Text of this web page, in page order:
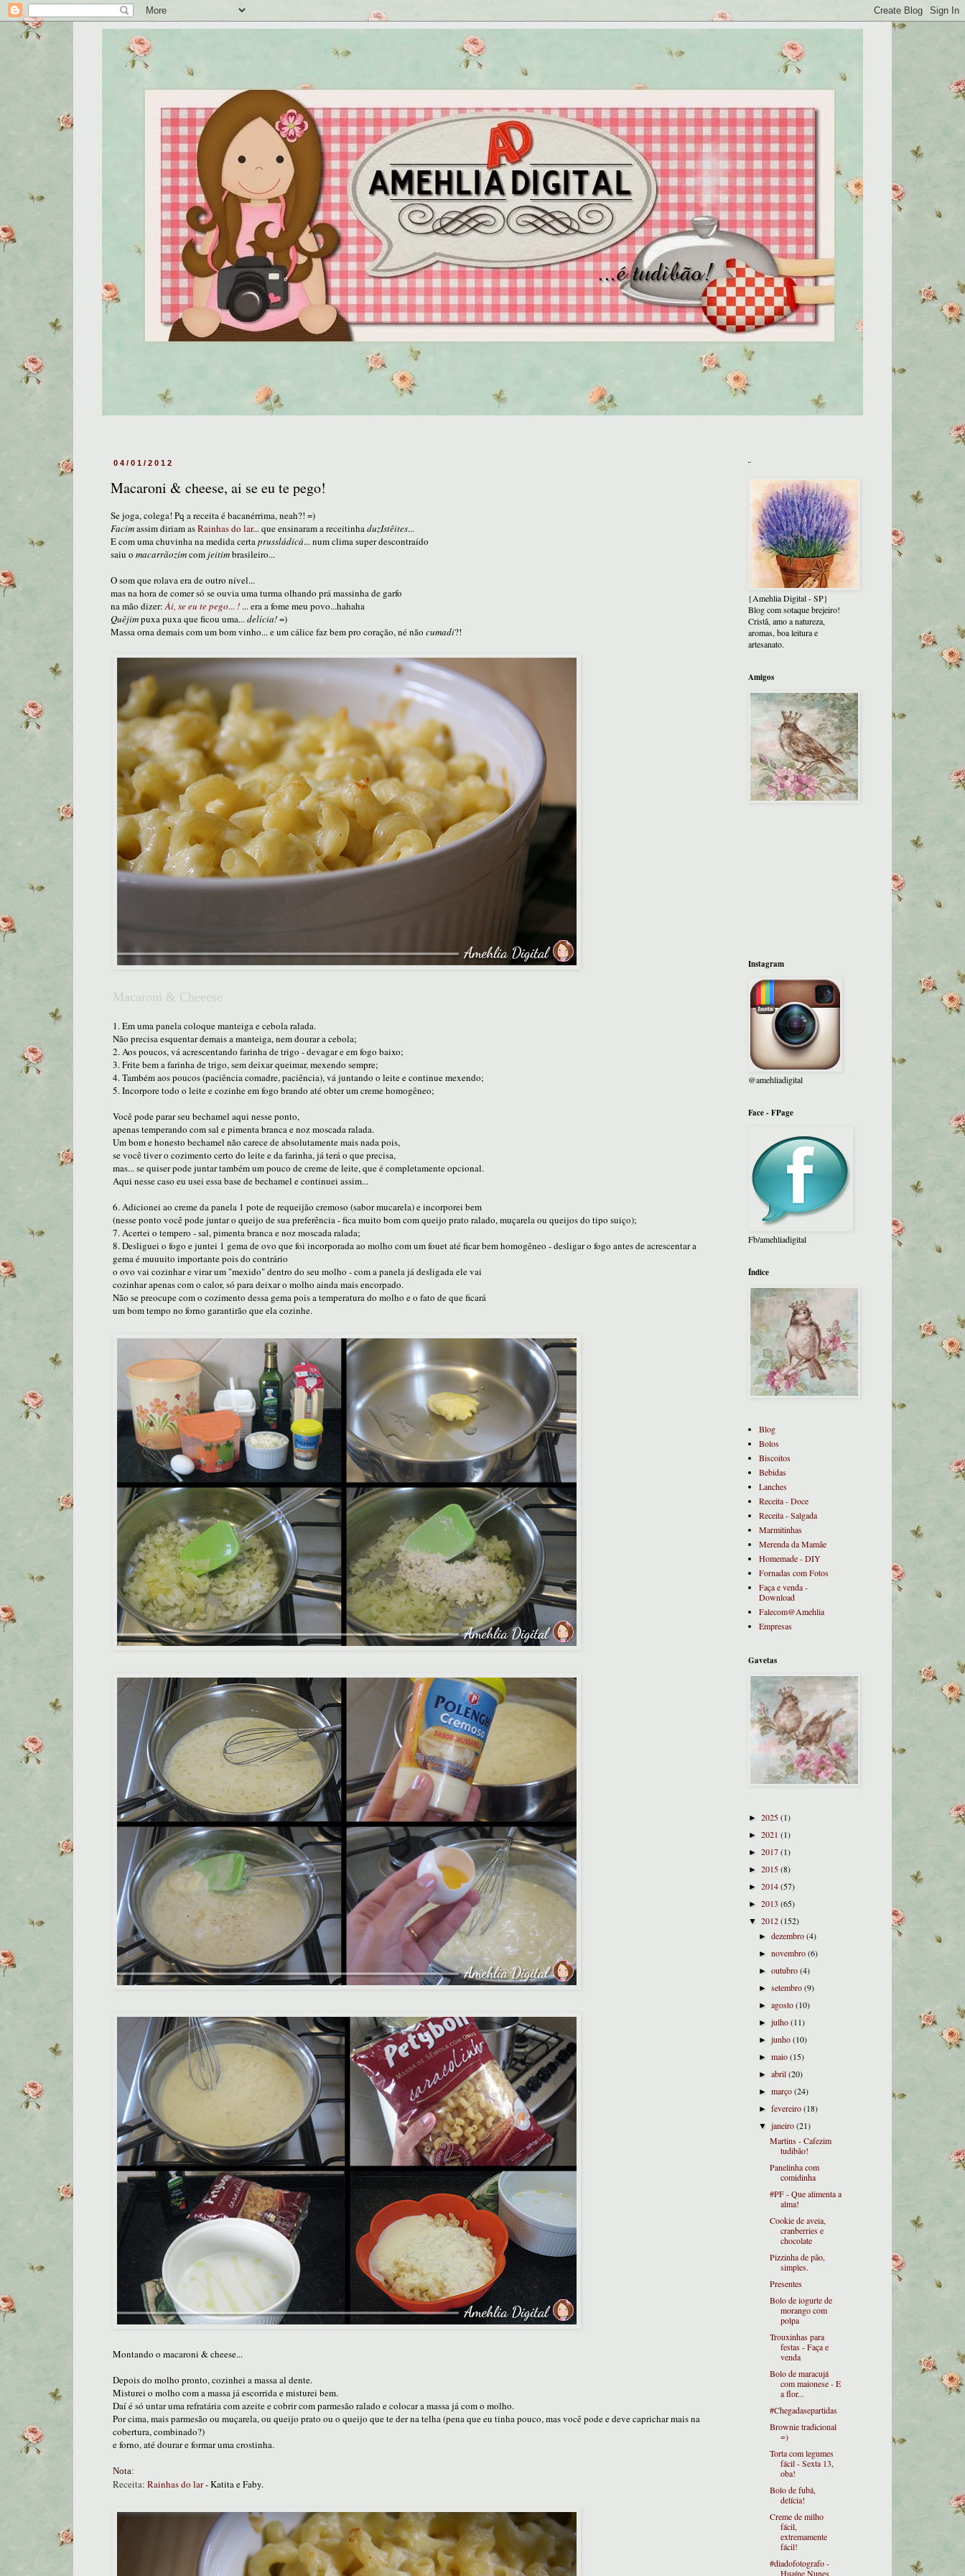
04/01/2012
Macaroni & cheese, ai se eu te pego!
Se joga, colega! Pq a receita é bacanérrima, neah?! =)
Facimassim diriam asRainhas do lar... que ensinaram a receitinhaduzIstêites...
E com uma chuvinha na medida certaprussládicá... num clima super descontraído
saiu o macarrãozimcom jeitimbrasileiro...
O som que rolava era de outro nível...
mas na hora de comer só se ouviauma turma olhando prá massinha de garfo
na mão dizer:Ái, se eu te pego... ! ... eraa fome meu povo...hahaha
Quêjimpuxa puxa que ficou uma...delícia!=)
Massa orna demais com um bom vinho... e um cálice faz bem pro coração, né não cumadi?!
Macaroni & Cheeese
1. Em uma panela coloque manteiga e cebola ralada.
Não precisa esquentar demais a manteiga, nem dourar a cebola;
2. Aos poucos, vá acrescentando farinha de trigo - devagar e em fogo baixo;
3. Frite bem a farinha de trigo, sem deixar queimar, mexendo sempre;
4. Também aos poucos (paciência comadre, paciência), vá juntando o leite e continue mexendo;
5. Incorpore todo o leite e cozinhe em fogo brando até obter um creme homogêneo;
Você pode parar seu bechamel aqui nesse ponto,
apenas temperando com sal e pimenta branca e noz moscada ralada.
Um bom e honesto bechamel não carece de absolutamente mais nada pois,
se você tiver o cozimento certo do leite e da farinha, já terá o que precisa,
mas... se quiser pode juntar também um pouco de creme de leite, que é completamente opcional.
Aqui nesse caso eu usei essa base de bechamel e continuei assim...
6. Adicionei ao creme da panela 1 pote de requeijão cremoso (sabor mucarela) e incorporei bem
(nesse ponto você pode juntar o queijo de sua preferência - fica muito bom com queijo prato ralado, muçarela ou queijos do tipo suiço);
7. Acertei o tempero - sal, pimenta branca e noz moscada ralada;
8. Desliguei o fogo e juntei 1 gema de ovo que foi incorporada ao molho com um fouet até ficar bem homogêneo - desligar o fogo antes de acrescentar a
gema é muuuito importante pois do contrário
o ovo vai cozinhar e virar um "mexido" dentro do seu molho - com a panela já desligada ele vai
cozinhar apenas com o calor, só para deixar o molho ainda mais encorpado.
Não se preocupe com o cozimento dessa gema pois a temperatura do molho e o fato de que ficará
um bom tempo no forno garantirão que ela cozinhe.
Montando o macaroni & cheese...
Depois do molho pronto, cozinhei a massa al dente.
Misturei o molho com a massa já escorrida e misturei bem.
Daí é só untar uma refratária com azeite e cobrir com parmesão ralado e colocar a massa já com o molho.
Por cima, mais parmesão ou muçarela, ou queijo prato ou o queijo que te der na telha (pena que eu tinha pouco, mas você pode e deve caprichar mais na
cobertura, combinado?)
e forno, até dourar e formar uma crostinha.
Nota:
Receita: Rainhas do lar- Katita e Faby.
¨
{Amehlia Digital - SP}
Blog com sotaque brejeiro!
Cristã, amo a natureza,
aromas, boa leitura e
artesanato.
Amigos
Instagram
@amehliadigital
Face - FPage
Fb/amehliadigital
Índice
Blog
Bolos
Biscoitos
Bebidas
Lanches
Receita - Doce
Receita - Salgada
Marmitinhas
Merenda da Mamãe
Homemade - DIY
Fornadas com Fotos
Faça e venda -
Download
Falecom@Amehlia
Empresas
Gavetas
► 2025(1)
► 2021 (1)
► 2017(1)
► 2015(8)
► 2014(57)
► 2013 (65)
▼ 2012(152)
►dezembro(4)
►novembro(6)
►outubro(4)
►setembro(9)
►agosto(10)
►julho(11)
►junho(10)
►maio(15)
►abril(20)
►março(24)
►fevereiro(18)
▼janeiro(21)
Martins - Cafezim
tudibão!
Panelinha com
comidinha
#PF - Que alimenta a
alma!
Cookie de aveia,
cranberries e
chocolate
Pizzinha de pão,
simples.
Presentes
Bolo de iogurte de
morango com
polpa
Trouxinhas para
festas - Faça e
venda
Bolo de maracujá
com maionese - E
a flor...
#Chegadasepartidas
Brownie tradicional
=)
Torta com legumes
fácil - Sexta 13,
oba!
Bolo de fubá,
delícia!
Creme de milho
fácil,
extremamente
fácil!
#diadofotografo -
Huaíne Nunes